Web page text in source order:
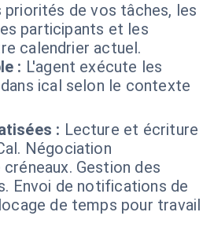
priorités de vos tâches, les
participants et les
calendrier actuel.
: L'agent exécute les
ical selon le contexte
: Lecture et écriture
Négociation
Gestion des
Envoi de notifications de
de temps pour travail